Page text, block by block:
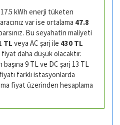
kWh enerji tüketen
var ise ortalama 47.8
Bu seyahatin maliyeti
TL veya AC şarj ile 430 TL
daha düşük olacaktır.
9 TL ve DC şarj 13 TL
farklı istasyonlarda
fiyat üzerinden hesaplama